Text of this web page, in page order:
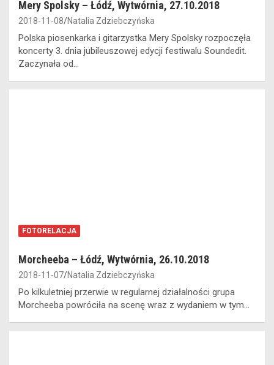
Mery Spolsky – Łódź, Wytwórnia, 27.10.2018
2018-11-08 Natalia Zdziebczyńska
Polska piosenkarka i gitarzystka Mery Spolsky rozpoczęła
koncerty 3. dnia jubileuszowej edycji festiwalu Soundedit.
Zaczynała od…
FOTORELACJA
Morcheeba – Łódź, Wytwórnia, 26.10.2018
2018-11-07 Natalia Zdziebczyńska
Po kilkuletniej przerwie w regularnej działalności grupa
Morcheeba powróciła na scenę wraz z wydaniem w tym…